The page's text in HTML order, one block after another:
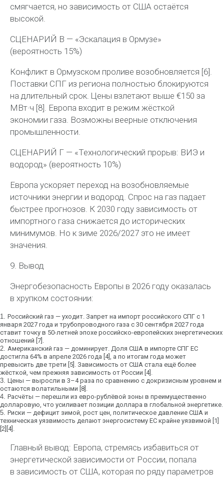
смягчается, но зависимость от США остаётся
высокой.
СЦЕНАРИЙ В — «Эскалация в Ормузе»
(вероятность 15%)
Конфликт в Ормузском проливе возобновляется [6].
Поставки СПГ из региона полностью блокируются
на длительный срок. Цены взлетают выше €150 за
МВт·ч [8]. Европа входит в режим жёсткой
экономии газа. Возможны веерные отключения
промышленности.
СЦЕНАРИЙ Г — «Технологический прорыв: ВИЭ и
водород» (вероятность 10%)
Европа ускоряет переход на возобновляемые
источники энергии и водород. Спрос на газ падает
быстрее прогнозов. К 2030 году зависимость от
импортного газа снижается до исторических
минимумов. Но к зиме 2026/2027 это не имеет
значения.
9. Вывод
Энергобезопасность Европы в 2026 году оказалась
в хрупком состоянии:
1. Российский газ — уходит. Запрет на импорт российского СПГ с 1
января 2027 года и трубопроводного газа с 30 сентября 2027 года
ставит точку в 50-летней эпохе российско-европейских энергетических
отношений [7].
2. Американский газ — доминирует. Доля США в импорте СПГ ЕС
достигла 64% в апреле 2026 года [4], а по итогам года может
превысить две трети [5]. Зависимость от США стала ещё более
жёсткой, чем прежняя зависимость от России [4].
3. Цены — выросли в 3–4 раза по сравнению с докризисным уровнем и
остаются волатильными [8].
4. Расчёты — перешли из евро-рублёвой зоны в преимущественно
долларовую , что усиливает позиции доллара в глобальной энергетике.
5. Риски — дефицит зимой, рост цен, политическое давление США и
техническая уязвимость делают энергосистему ЕС крайне уязвимой [1]
[2][4].
Главный вывод: Европа, стремясь избавиться от
энергетической зависимости от России, попала
в зависимость от США, которая по ряду параметров